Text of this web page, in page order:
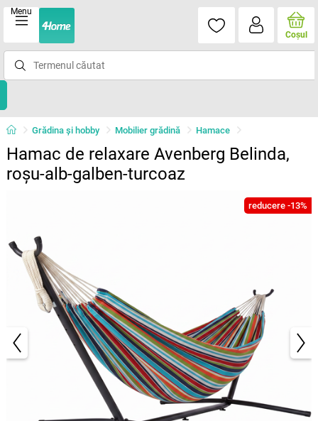
Menu
Coşul
Grădina şi hobby Mobilier grădină Hamace
Hamac de relaxare Avenberg Belinda,
roșu-alb-galben-turcoaz
reducere -13%